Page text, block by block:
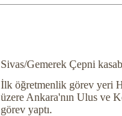
Sivas/Gemerek Çepni
İlk öğretmenlik görev yeri
üzere Ankara'nın Ulus ve
görev yaptı.